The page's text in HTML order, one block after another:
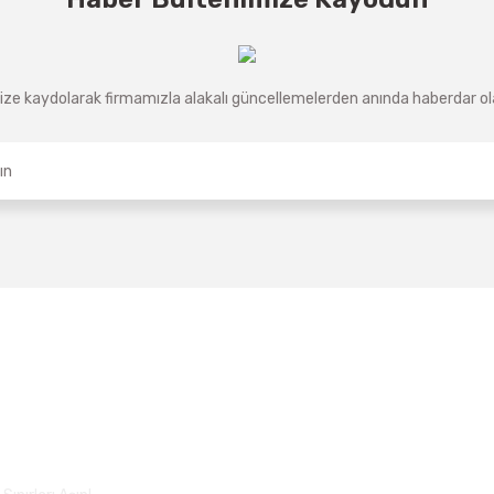
kaydolarak firmamızla alakalı güncellemelerden anında haberdar